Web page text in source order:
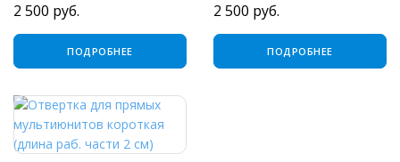
2 500 руб.
ПОДРОБНЕЕ
2 500 руб.
ПОДРОБНЕЕ